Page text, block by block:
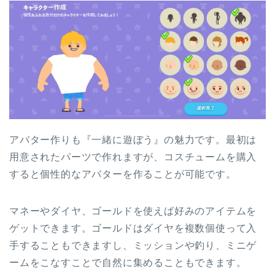
アバター作りも『一緒に遊ぼう』の魅力です。最初は
用意されたパーツで作れますが、コスチュームを購入
すると個性的なアバターを作ることが可能です。
マネーやダイヤ、ゴールドを使えば好みのアイテムを
ゲットできます。ゴールドはダイヤを複数個使って入
手することもできますし、ミッションや釣り、ミニゲ
ームをこなすことで自然に集めることもできます。